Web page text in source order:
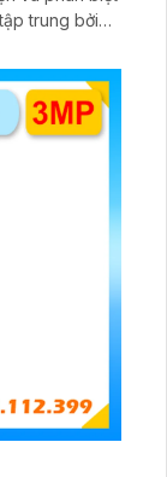
trung bởi